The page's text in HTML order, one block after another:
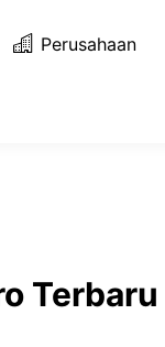
Perusahaan
Terbaru